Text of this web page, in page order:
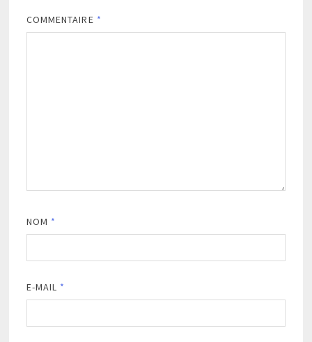
COMMENTAIRE *
NOM *
E-MAIL *